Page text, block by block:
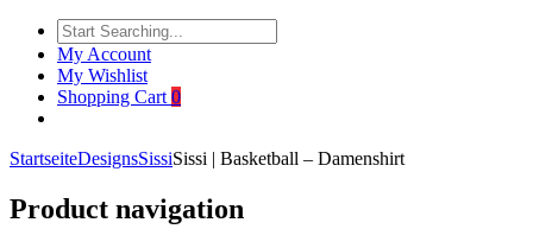
My Account
My Wishlist
Shopping Cart 0
StartseiteDesignsSissiSissi | Basketball – Damenshirt
Product navigation